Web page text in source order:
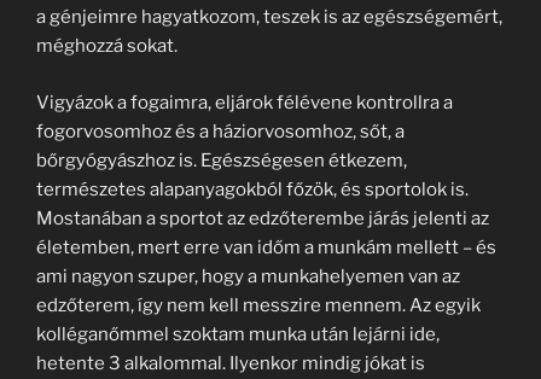
a génjeimre hagyatkozom, teszek is az egészségemért,
méghozzá sokat.
Vigyázok a fogaimra, eljárok félévene kontrollra a
fogorvosomhoz és a háziorvosomhoz, sőt, a
bőrgyógyászhoz is. Egészségesen étkezem,
természetes alapanyagokból főzök, és sportolok is.
Mostanában a sportot az edzőterembe járás jelenti az
életemben, mert erre van időm a munkám mellett – és
ami nagyon szuper, hogy a munkahelyemen van az
edzőterem, így nem kell messzire mennem. Az egyik
kolléganőmmel szoktam munka után lejárni ide,
hetente 3 alkalommal. Ilyenkor mindig jókat is